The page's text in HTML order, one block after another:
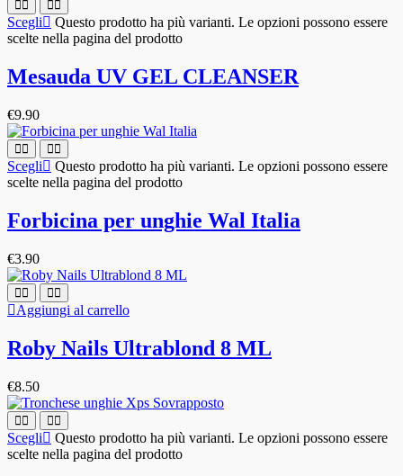
Scegli
Questo prodotto ha più varianti. Le opzioni possono essere
scelte nella pagina del prodotto
Mesauda UV GEL CLEANSER
€9.90
Scegli
Questo prodotto ha più varianti. Le opzioni possono essere
scelte nella pagina del prodotto
Forbicina per unghie Wal Italia
€3.90
Aggiungi al carrello
Roby Nails Ultrablond 8 ML
€8.50
Scegli
Questo prodotto ha più varianti. Le opzioni possono essere
scelte nella pagina del prodotto